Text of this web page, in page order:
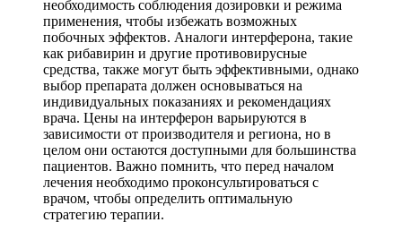
необходимость соблюдения дозировки и режима
применения, чтобы избежать возможных
побочных эффектов. Аналоги интерферона, такие
как рибавирин и другие противовирусные
средства, также могут быть эффективными, однако
выбор препарата должен основываться на
индивидуальных показаниях и рекомендациях
врача. Цены на интерферон варьируются в
зависимости от производителя и региона, но в
целом они остаются доступными для большинства
пациентов. Важно помнить, что перед началом
лечения необходимо проконсультироваться с
врачом, чтобы определить оптимальную
стратегию терапии.